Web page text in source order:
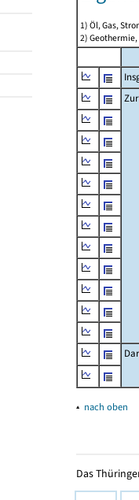
1) Öl, Gas,
2)
▴ nach oben
Das